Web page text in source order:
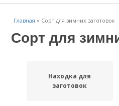
Главная » Сорт для зимних заготовок
Сорт для
Находка для
заготовок